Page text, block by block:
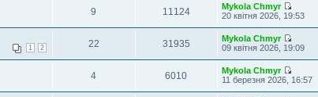
9 11124
Mykola Chmyr
20 квітня 2026, 19:53
1 2 22 31935
Mykola Chmyr
09 квітня 2026, 19:09
4 6010
Mykola Chmyr
11 березня 2026, 16:57